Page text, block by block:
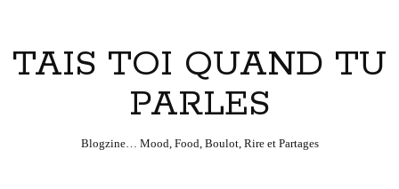
TAIS TOI QUAND TU
PARLES
Blogzine… Mood, Food, Boulot, Rire et Partages